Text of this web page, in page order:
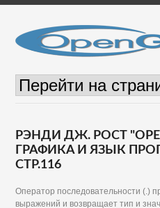
РЭНДИ ДЖ. РОСТ
ГРАФИКА И ЯЗЫК
СТР.116
Оператор последовательности (.)
выражений и возвращает тип и